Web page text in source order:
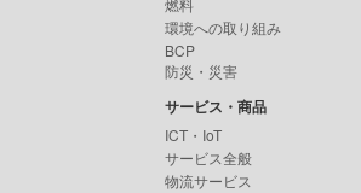
燃料
環境への取り組み
BCP
防災・災害
サービス・商品
ICT・IoT
サービス全般
物流サービス